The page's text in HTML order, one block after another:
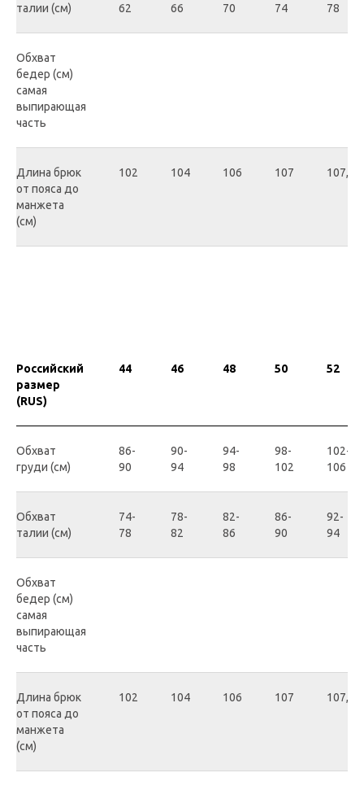
талии (см)
62
66
70
74
78
Обхват
бедер (см)
самая
выпирающая
часть
Длина брюк
от пояса до
манжета
(см)
102 104 106 107 107,5
Российский
размер
(RUS)
44 46 48 50 52
Обхват
груди (см)
86-
90
90-
94
94-
98
98-
102
102-
106
Обхват
талии (см)
74-
78
78-
82
82-
86
86-
90
92-
94
Обхват
бедер (см)
самая
выпирающая
часть
Длина брюк
от пояса до
манжета
(см)
102 104 106 107 107,5